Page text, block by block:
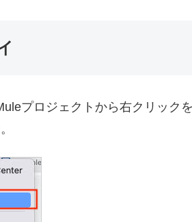
プロジェクトから右クリック